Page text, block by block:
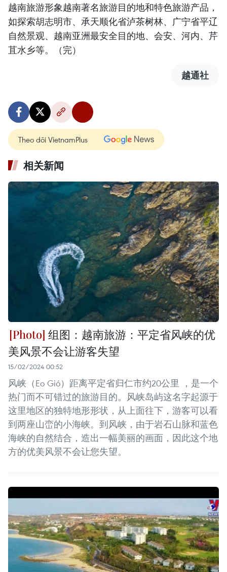
越南旅游形象越南著名旅游目的地和特色旅游产品，
如探索胡志明市、承天顺化省泸茶树林、广宁省平辽
自然景观、越南亚洲最安全目的地、会安、河内、芹
苴水乡等。（完）
越通社
Theo dõi VietnamPlus
相关新闻
组图：越南旅游：平定省风峡的优
美风景不会让游客失望
15/02/2024 00:52
风峡（Eo Gió）距离平定省归仁市约20公里 ，是一个
热门而不可错过的旅游目的。风峡岛屿这名字起源于
这里地区的独特地形形状，从上面往下，游客可以看
到两座山峦的小海峡。到风峡，由于岩石山脉和蓝色
海峡的自然结合，造出一幅美丽的画面，因此这个地
方的优美风景不会让您失望。